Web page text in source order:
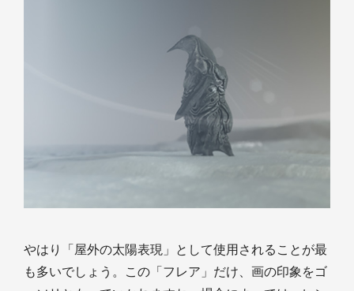
やはり「屋外の太陽表現」として使用されることが最
も多いでしょう。この「フレア」だけ、画の印象をゴ